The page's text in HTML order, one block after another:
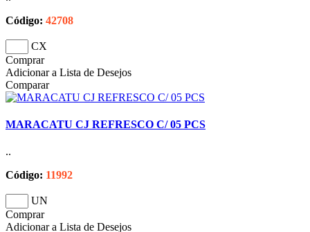
Código: 42708
CX
Comprar
Adicionar a Lista de Desejos
Comparar
MARACATU CJ REFRESCO C/ 05 PCS
..
Código: 11992
UN
Comprar
Adicionar a Lista de Desejos